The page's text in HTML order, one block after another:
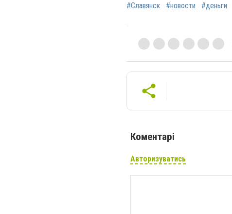
#Славянск #новости #деньги
Коментарі
Авторизуватись